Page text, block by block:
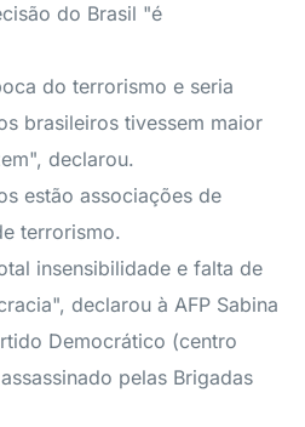
do Brasil "é
do terrorismo e seria
brasileiros tivessem maior
declarou.
estão associações de
terrorismo.
insensibilidade e falta de
declarou à AFP Sabina
Democrático (centro
pelas Brigadas